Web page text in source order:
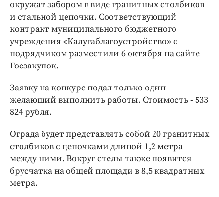
Интересное чтиво
Клиника года
Бренд года
Работодатель года
окружат забором в виде гранитных столбиков
и стальной цепочки. Соответствующий
контракт муниципального бюджетного
учреждения «Калугаблагоустройство» с
подрядчиком разместили 6 октября на сайте
Госзакупок.
Заявку на конкурс подал только один
желающий выполнить работы. Стоимость - 533
824 рубля.
Ограда будет представлять собой 20 гранитных
столбиков с цепочками длиной 1,2 метра
между ними. Вокруг стелы также появится
брусчатка на общей площади в 8,5 квадратных
метра.